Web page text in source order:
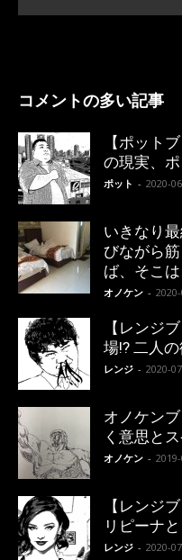
コメントの多い記事
【ポット
の現実、ポ
ポット - 2020-
いきなり
びながら
ば、そこ
オノケン -
【レンジ
場!? 二人
レンジ - 2020-
オノケン
く意思と
オノケン -
【レンジ
リピーナ
レンジ - 2020-